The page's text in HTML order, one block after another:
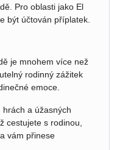
Pro oblasti jako El
být účtován příplatek.
je mnohem více než
rodinný zážitek
emoce.
a úžasných
cestujete s rodinou,
vám přinese